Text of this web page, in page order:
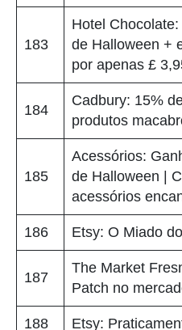
183
Hotel
de Halloween +
por apenas £
184
Cadbury: 15%
produtos
185
Acessórios:
de Halloween |
acessórios
186 Etsy: O Miado
187
The Market
Patch no
188 Etsy: